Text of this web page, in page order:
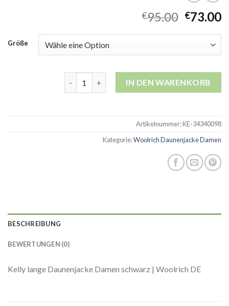
€95.00 €73.00
Größe
woolrich daunenjacke damen Menge
IN DEN WARENKORB
Artikelnummer:KE-34340098
Kategorie:Woolrich Daunenjacke Damen
BESCHREIBUNG
BEWERTUNGEN (0)
Kelly lange Daunenjacke Damen schwarz | Woolrich DE